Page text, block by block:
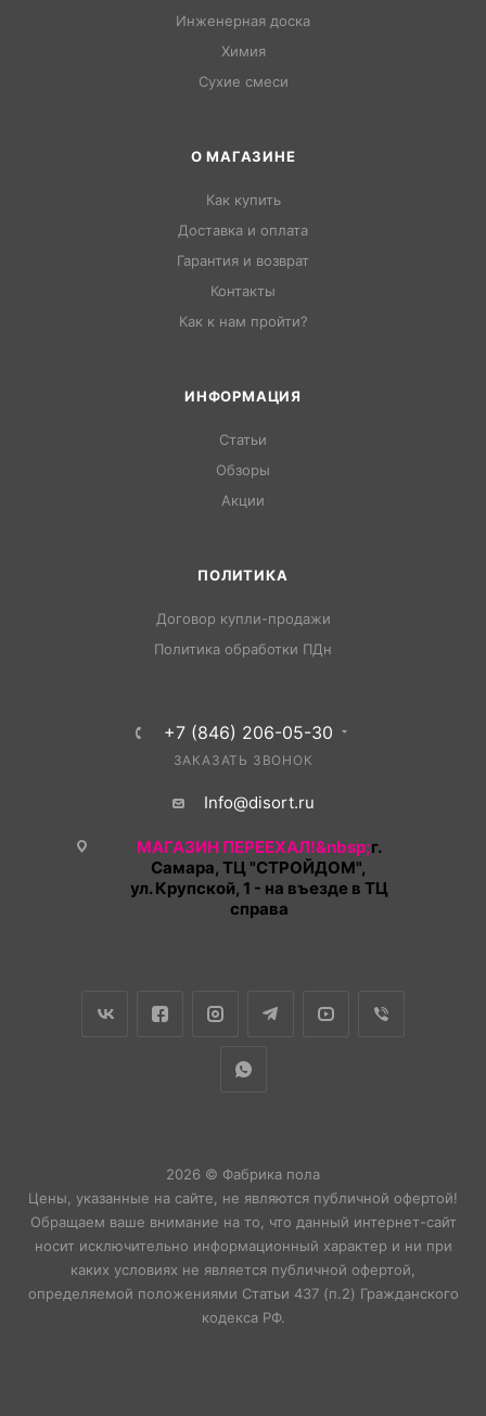
Инженерная доска
Химия
Сухие смеси
О МАГАЗИНЕ
Как купить
Доставка и оплата
Гарантия и возврат
Контакты
Как к нам пройти?
ИНФОРМАЦИЯ
Статьи
Обзоры
Акции
ПОЛИТИКА
Договор купли-продажи
Политика обработки ПДн
+7 (846) 206-05-30
ЗАКАЗАТЬ ЗВОНОК
Info@disort.ru
МАГАЗИН ПЕРЕЕХАЛ!&nbsp;г.
Самара, ТЦ "СТРОЙДОМ",
ул. Крупской, 1 - на въезде в ТЦ
справа
2026 © Фабрика пола
Цены, указанные на сайте, не являются публичной офертой!
Обращаем ваше внимание на то, что данный интернет-сайт
носит исключительно информационный характер и ни при
каких условиях не является публичной офертой,
определяемой положениями Статьи 437 (п.2) Гражданского
кодекса РФ.